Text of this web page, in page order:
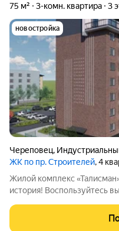
75 м² 3-комн. квартира 3
новостройка
Череповец,
ЖК по пр. Строителей, 4
Жилой комплекс «Талисман» место, где начнётся ваша
история! Воспользуйтесь
Комплекс комфорткласса
районе города Череповца.